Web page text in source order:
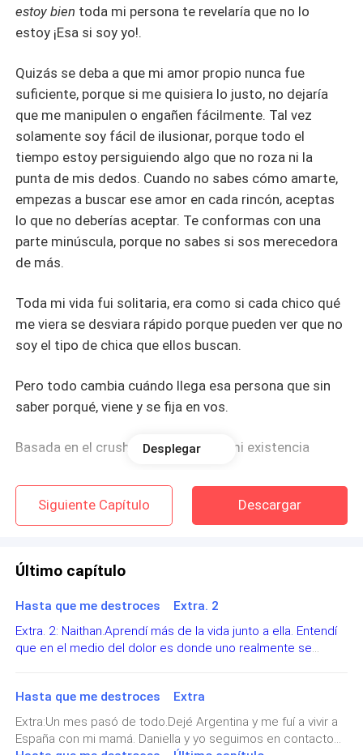
estoy bien toda mi persona te revelaría que no lo
estoy ¡Esa si soy yo!.
Quizás se deba a que mi amor propio nunca fue
suficiente, porque si me quisiera lo justo, no dejaría
que me manipulen o engañen fácilmente. Tal vez
solamente soy fácil de ilusionar, porque todo el
tiempo estoy persiguiendo algo que no roza ni la
punta de mis dedos. Cuando no sabes cómo amarte,
empezas a buscar ese amor en cada rincón, aceptas
lo que no deberías aceptar. Te conformas con una
parte minúscula, porque no sabes si sos merecedora
de más.
Toda mi vida fui solitaria, era como si cada chico qué
me viera se desviara rápido porque pueden ver que no
soy el tipo de chica que ellos buscan.
Pero todo cambia cuándo llega esa persona que sin
saber porqué, viene y se fija en vos.
Basada en el crush que no sabe de mi existencia
Les invito a que puedan seguir leyendo esta historia.
Nació fruto del dramatismo. Espero que la disfrutes.
Gracias por leer ❤
Así que sin más que decir
Sigan leyendo 💖
Desplegar
Siguiente Capítulo Descargar
Último capítulo
Hasta que me destroces Extra. 2
Extra. 2: Naithan.Aprendí más de la vida junto a ella. Entendí
que en el medio del dolor es donde uno realmente se
hasta en cierto punto me preguntaba si no había sido
suficiente para ella.¿Qué más me faltó darle para que no se
dejará de aferrar a mi?. El problema de enamorarte de
alguien cuyo demonios la persiguen, es que eventualmente
Hasta que me destroces Extra
Extra:Un mes pasó de todo.Dejé Argentina y me fuí a vivir a
España con mi mamá. Daniella y yo seguimos en contacto